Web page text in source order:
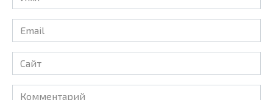
*
Email
*
Сайт
Комментарий